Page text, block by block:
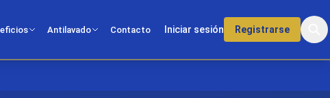
Antilavado Contacto Iniciar sesión Registrarse